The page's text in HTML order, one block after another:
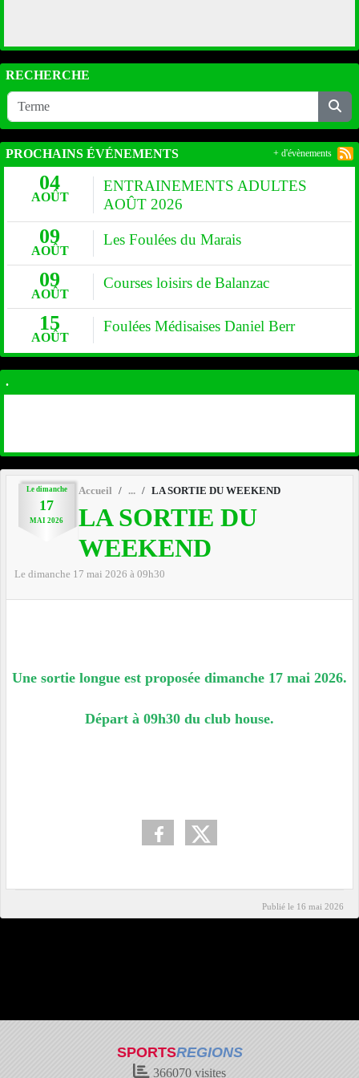
Le dimanche
17
MAI 2026
Accueil LA SORTIE DU WEEKEND
LA SORTIE DU
WEEKEND
Le dimanche 17 mai 2026 à 09h30
Une sortie longue est proposée dimanche 17 mai 2026.
Départ à 09h30 du club house.
Publié le 16 mai 2026
RECHERCHE
PROCHAINS ÉVÉNEMENTS
04
AOÛT
ENTRAINEMENTS ADULTES
AOÛT 2026
09
AOÛT
Les Foulées du Marais
09
AOÛT
Courses loisirs de Balanzac
15
AOÛT
Foulées Médisaises Daniel Berr
+ d'évènements
.
SPORTSREGIONS
366070 visites